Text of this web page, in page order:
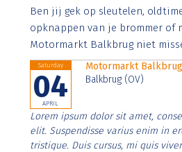
Aenean faucibus nibh et justo
imperdiet. Nunc ut sem vitae
Ben jij gek op sleutelen,
opknappen van je brommer of
Motormarkt Balkbrug niet
Saturday
04
APRIL
Motormarkt Balkbrug
Balkbrug (OV)
Lorem ipsum dolor sit amet,
elit. Suspendisse varius enim in
tristique. Duis cursus, mi quis